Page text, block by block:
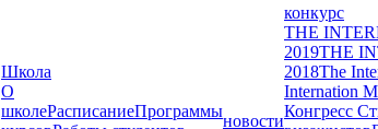
Школа
О
школеРасписаниеПрограммы
новости
конкурс
THE
2019THE
2018The
Internation
Конгресс